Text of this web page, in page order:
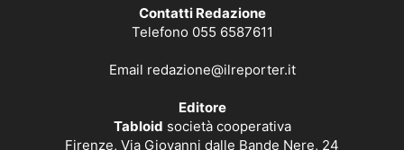
Contatti Redazione
Telefono 055 6587611
Email redazione@ilreporter.it
Editore
Tabloid società cooperativa
Firenze, Via Giovanni dalle Bande Nere, 24